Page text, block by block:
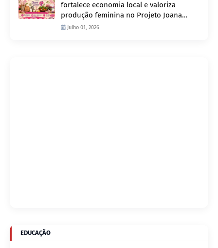
fortalece economia local e valoriza
produção feminina no Projeto Joana
D’ArcJulho 01, 2026
EDUCAÇÃO